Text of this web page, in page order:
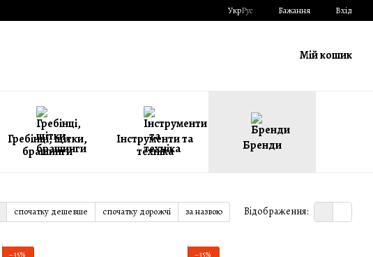
УкрРус Бажання Вхід
Мій кошик
Гребінці, щітки,
брашинги
Інструменти та
техніка
Бренди
спочатку дешевше спочатку дорожчі за назвою Відображення:
−35%
−35%